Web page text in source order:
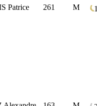
Patrice 261 M